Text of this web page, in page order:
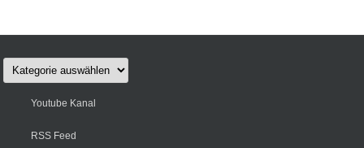
Kategorien
Youtube Kanal
RSS Feed